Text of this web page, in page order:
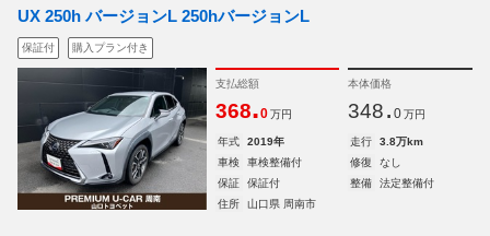
UX 250h バージョンL 250hバージョンL
保証付 購入プラン付き
支払総額
368.0 万円
本体価格
348. 0 万円
年式 2019年 走行
3.8万km
車検
車検整備付 修復
なし
保証
保証付 整備
法定整備付
住所
山口県 周南市